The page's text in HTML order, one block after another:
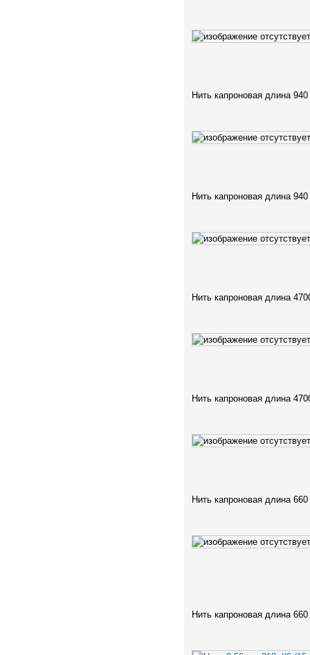
Нить капроновая длина
Нить капроновая длина
Нить капроновая длина
Нить капроновая длина
Нить капроновая длина
Нить капроновая длина